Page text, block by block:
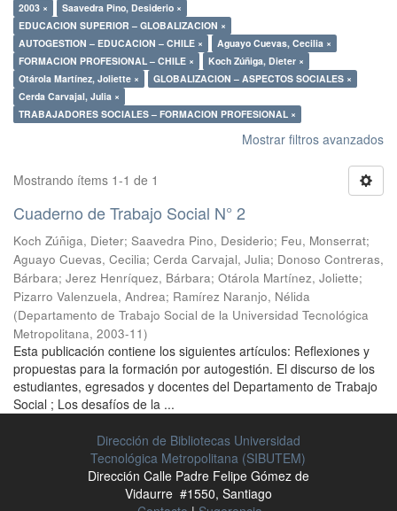
2003 ×
Saavedra Pino, Desiderio ×
EDUCACION SUPERIOR – GLOBALIZACION ×
AUTOGESTION – EDUCACION – CHILE ×
Aguayo Cuevas, Cecilia ×
FORMACION PROFESIONAL – CHILE ×
Koch Zúñiga, Dieter ×
Otárola Martínez, Joliette ×
GLOBALIZACION – ASPECTOS SOCIALES ×
Cerda Carvajal, Julia ×
TRABAJADORES SOCIALES – FORMACION PROFESIONAL ×
Mostrar filtros avanzados
Mostrando ítems 1-1 de 1
Cuaderno de Trabajo Social N° 2
Koch Zúñiga, Dieter; Saavedra Pino, Desiderio; Feu, Monserrat;
Aguayo Cuevas, Cecilia; Cerda Carvajal, Julia; Donoso Contreras,
Bárbara; Jerez Henríquez, Bárbara; Otárola Martínez, Joliette;
Pizarro Valenzuela, Andrea; Ramírez Naranjo, Nélida
(Departamento de Trabajo Social de la Universidad Tecnológica
Metropolitana, 2003-11)
Esta publicación contiene los siguientes artículos: Reflexiones y
propuestas para la formación por autogestión. El discurso de los
estudiantes, egresados y docentes del Departamento de Trabajo
Social ; Los desafíos de la ...
Dirección de Bibliotecas Universidad
Tecnológica Metropolitana (SIBUTEM)
Dirección Calle Padre Felipe Gómez de
Vidaurre #1550, Santiago